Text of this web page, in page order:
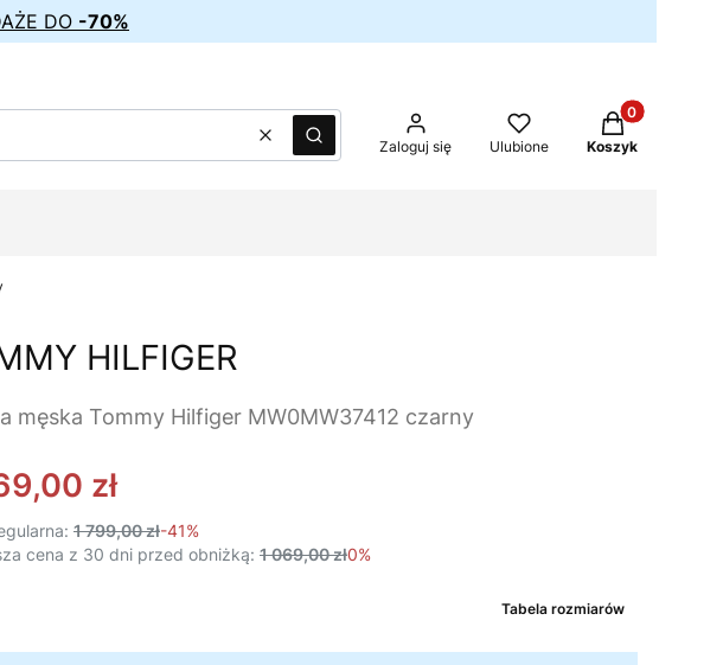
DO -70%
WyczyśćSzukaj Zaloguj się Ulubione
Produkty w
Koszyk
HILFIGER
męska Tommy Hilfiger MW0MW37412 czarny
zł
1 799,00 zł-41%
cena z 30 dni przed obniżką: 1 069,00 zł0%
Tabela rozmiarów